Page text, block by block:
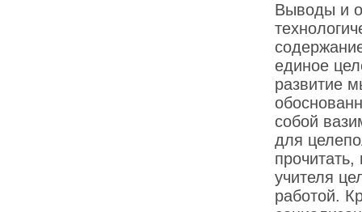
Выводы и
единое
развитие
собой
для
учителя
работой.